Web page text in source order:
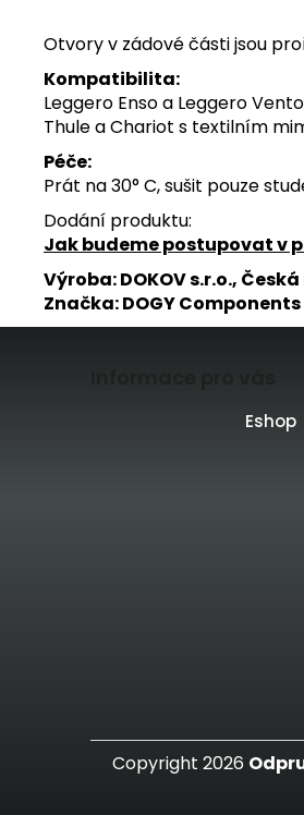
Otvory v zádové části jsou
Kompatibilita:
Leggero Enso a Leggero
Thule a Chariot s textilním
Péče:
Prát na 30° C, sušit pouze
Dodání produktu:
Jak budeme postupovat v
Výroba: DOKOV s.r.o.,
Značka: DOGY Components
Eshop
Copyright 2026